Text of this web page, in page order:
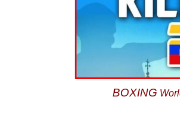
BOXING